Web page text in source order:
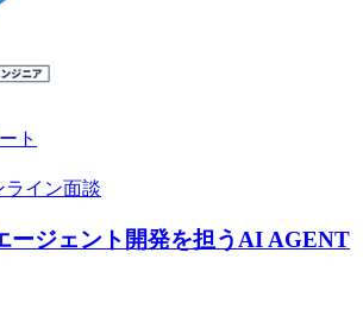
ト
ライン面談
ージェント開発を担うAI AGENT